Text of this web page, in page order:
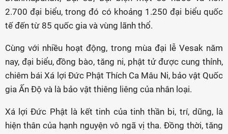
2.700 đại biểu, trong đó có khoảng 1.250 đại biểu quốc
tế đến từ 85 quốc gia và vùng lãnh thổ.
Cùng với nhiều hoạt động, trong mùa đại lễ Vesak năm
nay, đại biểu, đồng bào, tăng ni, phật tử được cung thỉnh,
chiêm bái Xá lợi Đức Phật Thích Ca Mâu Ni, bảo vật Quốc
gia Ấn Độ và là bảo vật thiêng liêng của nhân loại.
Xá lợi Đức Phật là kết tinh của tinh thần bi, trí, dũng, là
hiện thân của hạnh nguyện vô ngã vị tha. Đồng thời, tăng